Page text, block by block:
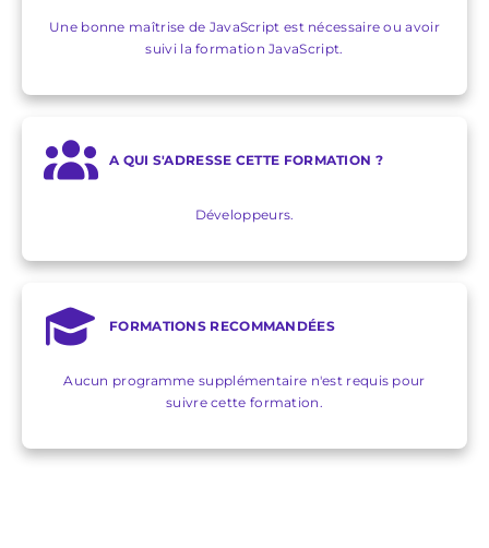
Une bonne maîtrise de JavaScript est nécessaire ou avoir
suivi la formation JavaScript.
A QUI S'ADRESSE CETTE FORMATION ?
Développeurs.
FORMATIONS RECOMMANDÉES
Aucun programme supplémentaire n'est requis pour
suivre cette formation.